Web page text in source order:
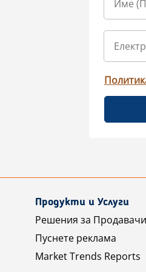
Продукти и Услуги
Решения за Продавачи
Пуснете реклама
Market Trends Reports